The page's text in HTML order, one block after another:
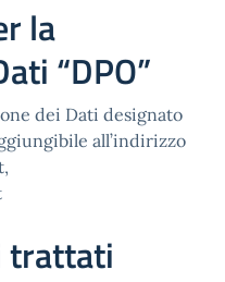
la
“DPO”
dei Dati designato
all’indirizzo
trattati